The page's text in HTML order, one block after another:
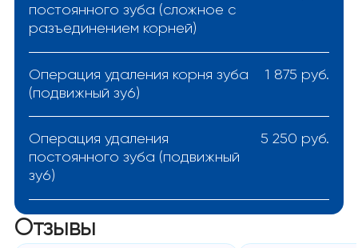
постоянного зуба (сложное с
разъединением корней)
Операция удаления корня зуба
(подвижный зу6)
1 875 руб.
Операция удаления
постоянного зуба (подвижный
зу6)
5 250 руб.
Отзывы